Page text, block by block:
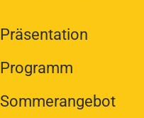
Präsentation
Programm
Sommerangebot